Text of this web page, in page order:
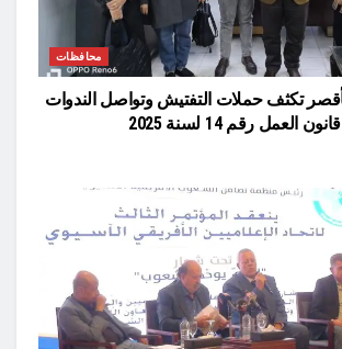
محافظات
تكثف حملات التفتيش وتواصل الندوات
العمل رقم 14 لسنة 2025